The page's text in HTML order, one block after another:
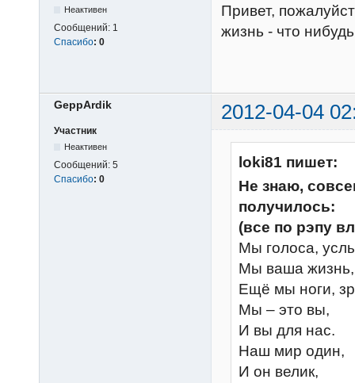
Неактивен
Сообщений: 1
Спасибо: 0
Привет,
жизнь - что
GeppArdik 2012-04-04
Участник
Неактивен
Сообщений: 5
Спасибо: 0
loki81 пишет:
Не знаю,
получилось:
(все по рэпу
Мы голоса,
Мы ваша жизнь,
Ещё мы ноги,
Мы – это вы,
И вы для нас.
Наш мир один,
И он велик,